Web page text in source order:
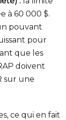
à 60 000 $.
pouvant
pour
que les
doivent
sur une
ce qui en fait